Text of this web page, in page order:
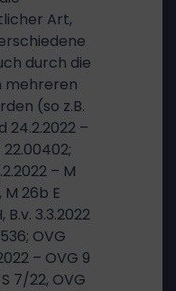
Art,
durch die
mehreren
(so z.B.
24.2.2022 –
22.00402;
– M
M 26b E
3.3.2022
OVG
– OVG 9
7/22, OVG